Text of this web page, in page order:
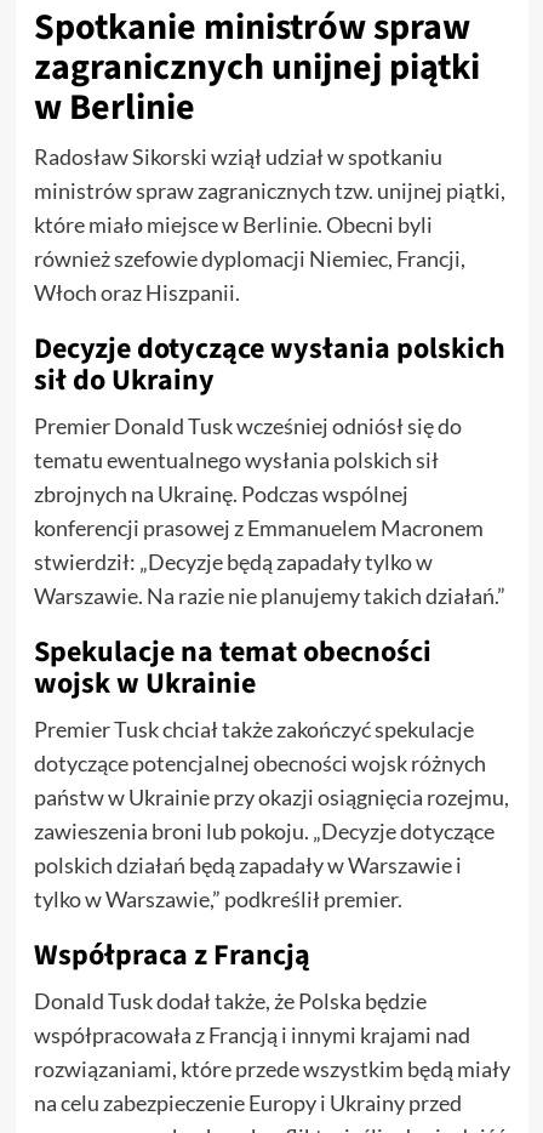
Spotkanie ministrów spraw
zagranicznych unijnej piątki
w Berlinie
Radosław Sikorski wziął udział w spotkaniu
ministrów spraw zagranicznych tzw. unijnej piątki,
które miało miejsce w Berlinie. Obecni byli
również szefowie dyplomacji Niemiec, Francji,
Włoch oraz Hiszpanii.
Decyzje dotyczące wysłania polskich
sił do Ukrainy
Premier Donald Tusk wcześniej odniósł się do
tematu ewentualnego wysłania polskich sił
zbrojnych na Ukrainę. Podczas wspólnej
konferencji prasowej z Emmanuelem Macronem
stwierdził: „Decyzje będą zapadały tylko w
Warszawie. Na razie nie planujemy takich działań.”
Spekulacje na temat obecności
wojsk w Ukrainie
Premier Tusk chciał także zakończyć spekulacje
dotyczące potencjalnej obecności wojsk różnych
państw w Ukrainie przy okazji osiągnięcia rozejmu,
zawieszenia broni lub pokoju. „Decyzje dotyczące
polskich działań będą zapadały w Warszawie i
tylko w Warszawie,” podkreślił premier.
Współpraca z Francją
Donald Tusk dodał także, że Polska będzie
współpracowała z Francją i innymi krajami nad
rozwiązaniami, które przede wszystkim będą miały
na celu zabezpieczenie Europy i Ukrainy przed